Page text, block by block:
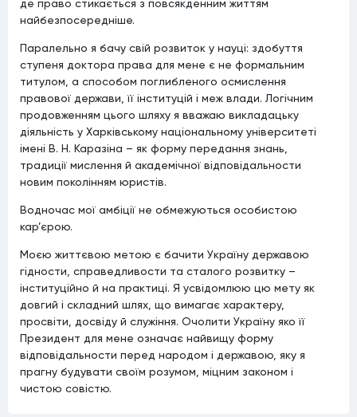
де право стикається з повсякденним життям
найбезпосередніше.
Паралельно я бачу свій розвиток у науці: здобуття
ступеня доктора права для мене є не формальним
титулом, а способом поглибленого осмислення
правової держави, її інституцій і меж влади. Логічним
продовженням цього шляху я вважаю викладацьку
діяльність у Харківському національному університеті
імені В. Н. Каразіна – як форму передання знань,
традиції мислення й академічної відповідальности
новим поколінням юристів.
Водночас мої амбіції не обмежуються особистою
кар’єрою.
Моєю життєвою метою є бачити Україну державою
гідности, справедливости та сталого розвитку –
інституційно й на практиці. Я усвідомлюю цю мету як
довгий і складний шлях, що вимагає характеру,
просвіти, досвіду й служіння. Очолити Україну яко її
Президент для мене означає найвищу форму
відповідальности перед народом і державою, яку я
прагну будувати своїм розумом, міцним законом і
чистою совістю.